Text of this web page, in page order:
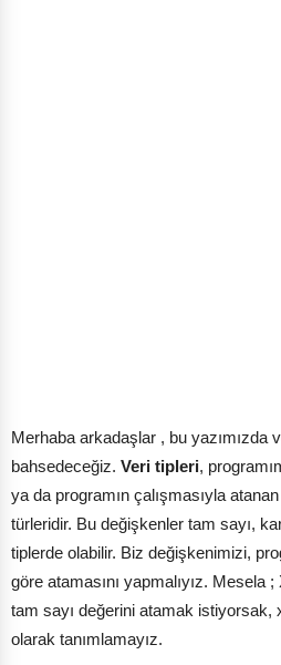
Merhaba arkadaşlar , bu yazımızda
bahsedeceğiz. Veri tipleri,
ya da programın çalışmasıyla
türleridir. Bu değişkenler tam sayı,
tiplerde olabilir. Biz değişkenimizi,
göre atamasını yapmalıyız. Mesela
tam sayı değerini atamak istiyorsak,
olarak tanımlamayız.